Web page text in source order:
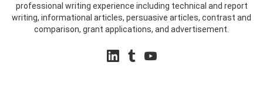
professional writing experience including technical and report
writing, informational articles, persuasive articles, contrast and
comparison, grant applications, and advertisement.
linkedin